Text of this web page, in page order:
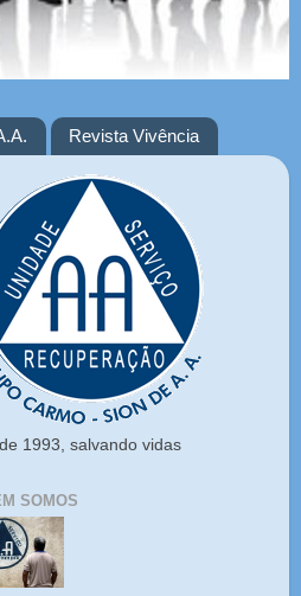
Revista Vivência
1993, salvando vidas
SOMOS